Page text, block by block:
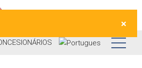
×